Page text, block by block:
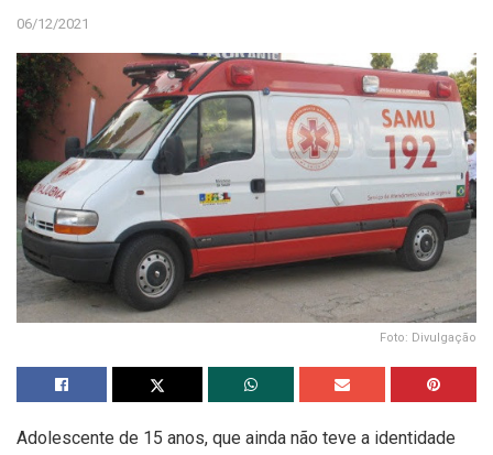
06/12/2021
Foto: Divulgação
Adolescente de 15 anos, que ainda não teve a identidade